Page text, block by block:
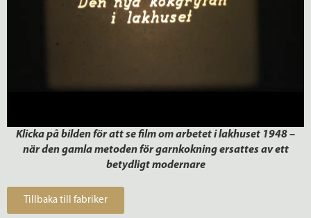
Klicka på bilden för att se film om arbetet i lakhuset 1948 –
när den gamla metoden för garnkokning ersattes av ett
betydligt modernare
Tillbaka till fabriker